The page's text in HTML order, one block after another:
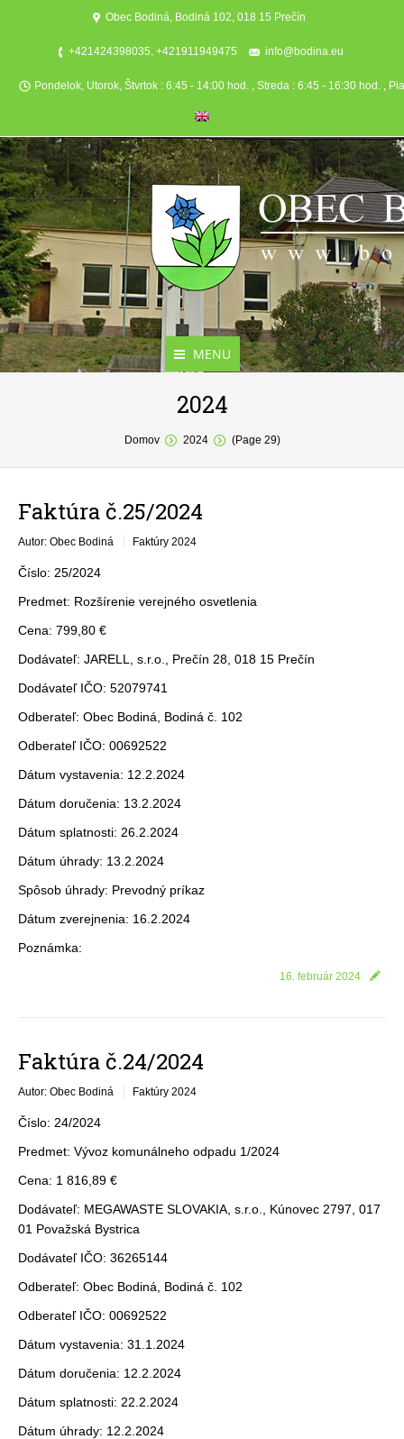
Obec Bodiná, Bodiná 102, 018 15 Prečín
+421424398035, +421911949475 info@bodina.eu
Pondelok, Utorok, Štvrtok : 6:45 - 14:00 hod. , Streda : 6:45 - 16:30 hod. ,
MENU
O obci
Povinné zverejňovanie
Kontakt
2024
Domov 2024 (Page 29)
Faktúra č.25/2024
Autor: Obec Bodiná Faktúry 2024
Číslo: 25/2024
Predmet: Rozšírenie verejného osvetlenia
Cena: 799,80 €
Dodávateľ: JARELL, s.r.o., Prečín 28, 018 15 Prečín
Dodávateľ IČO: 52079741
Odberateľ: Obec Bodiná, Bodiná č. 102
Odberateľ IČO: 00692522
Dátum vystavenia: 12.2.2024
Dátum doručenia: 13.2.2024
Dátum splatnosti: 26.2.2024
Dátum úhrady: 13.2.2024
Spôsob úhrady: Prevodný príkaz
Dátum zverejnenia: 16.2.2024
Poznámka:
16. február 2024
Faktúra č.24/2024
Autor: Obec Bodiná Faktúry 2024
Číslo: 24/2024
Predmet: Vývoz komunálneho odpadu 1/2024
Cena: 1 816,89 €
Dodávateľ: MEGAWASTE SLOVAKIA, s.r.o., Kúnovec 2797, 017
01 Považská Bystrica
Dodávateľ IČO: 36265144
Odberateľ: Obec Bodiná, Bodiná č. 102
Odberateľ IČO: 00692522
Dátum vystavenia: 31.1.2024
Dátum doručenia: 12.2.2024
Dátum splatnosti: 22.2.2024
Dátum úhrady: 12.2.2024